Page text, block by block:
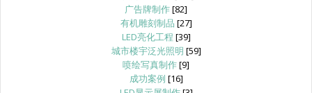
广告牌制作[82]
有机雕刻制品 [27]
LED亮化工程 [39]
城市楼宇泛光照明 [59]
喷绘写真制作[9]
成功案例 [16]